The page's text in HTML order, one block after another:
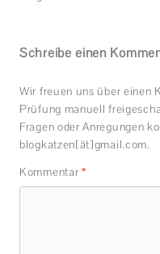
Schreibe einen
Wir freuen uns über einen
Prüfung manuell
Fragen oder Anregungen
blogkatzen[ät]gmail.com.
Kommentar *